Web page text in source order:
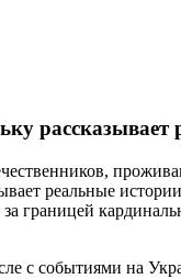
реальные
границей
с событиями на